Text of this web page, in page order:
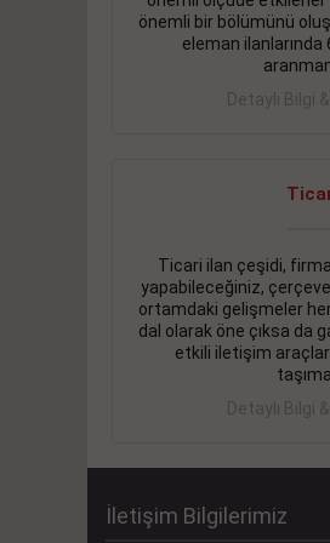
önemli bir bölümünü
eleman ilanlarında
Detaylı Bilgi
Ticari ilan çeşidi, firma
yapabileceğiniz,
ortamdaki gelişmeler her
dal olarak öne çıksa da
etkili iletişim
Detaylı Bilgi
İletişim Bilgilerimiz